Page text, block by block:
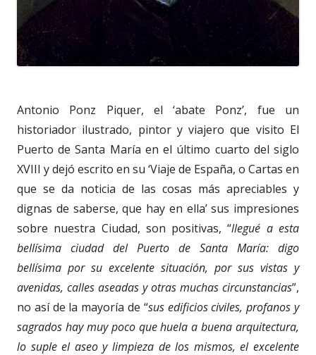
Antonio Ponz Piquer, el ‘abate Ponz’, fue un
historiador ilustrado, pintor y viajero que visito El
Puerto de Santa María en el último cuarto del siglo
XVIII y dejó escrito en su ‘Viaje de España, o Cartas en
que se da noticia de las cosas más apreciables y
dignas de saberse, que hay en ella’ sus impresiones
sobre nuestra Ciudad, son positivas, “llegué a esta
bellísima ciudad del Puerto de Santa María: digo
bellísima por su excelente situación, por sus vistas y
avenidas, calles aseadas y otras muchas circunstancias”,
no así de la mayoría de “sus edificios civiles, profanos y
sagrados hay muy poco que huela a buena arquitectura,
lo suple el aseo y limpieza de los mismos, el excelente